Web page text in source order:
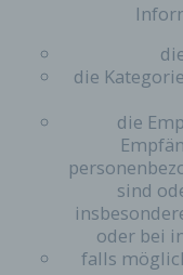
die
die
sind
oder bei
falls
werden, (5)
Zugriffs auf
Protokoll-
Service-
(8) sonstige
der
unsere
Bei der
Informationen